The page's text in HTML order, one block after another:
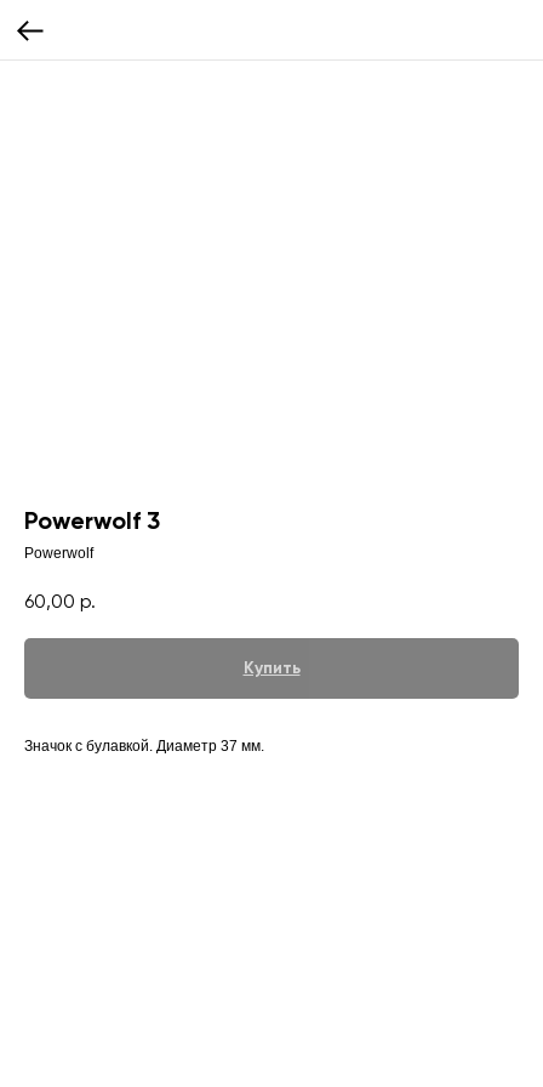
Powerwolf 3
Powerwolf
60,00 р.
Купить
Значок с булавкой. Диаметр 37 мм.